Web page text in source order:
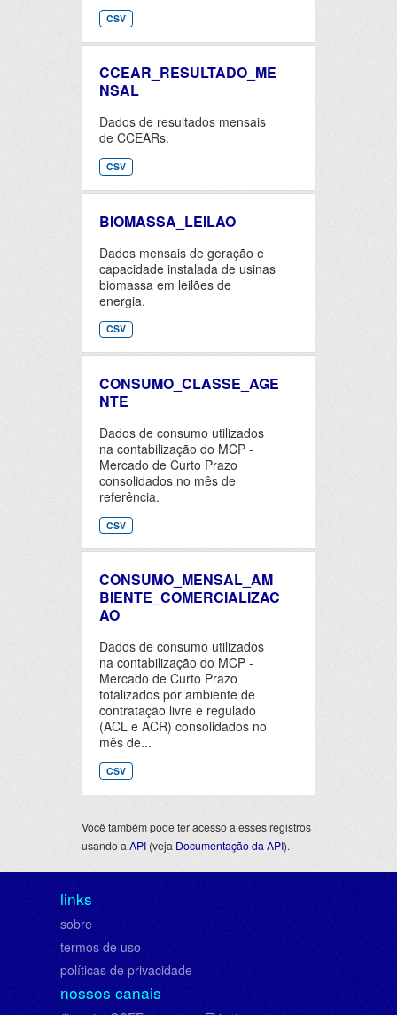
CSV
CCEAR_RESULTADO_ME
NSAL
Dados de resultados mensais
de CCEARs.
CSV
BIOMASSA_LEILAO
Dados mensais de geração e
capacidade instalada de usinas
biomassa em leilões de
energia.
CSV
CONSUMO_CLASSE_AGE
NTE
Dados de consumo utilizados
na contabilização do MCP -
Mercado de Curto Prazo
consolidados no mês de
referência.
CSV
CONSUMO_MENSAL_AM
BIENTE_COMERCIALIZAC
AO
Dados de consumo utilizados
na contabilização do MCP -
Mercado de Curto Prazo
totalizados por ambiente de
contratação livre e regulado
(ACL e ACR) consolidados no
mês de...
CSV
Você também pode ter acesso a esses registros
usando a API (veja Documentação da API).
links
sobre
termos de uso
políticas de privacidade
nossos canais